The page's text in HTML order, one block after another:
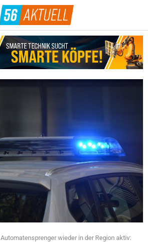
Automatensprenger wieder in der Region aktiv: